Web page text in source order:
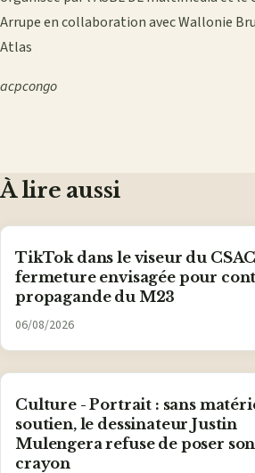
Arrupe en collaboration avec Wallonie
Atlas
acpcongo
À lire aussi
TikTok dans le viseur du
fermeture envisagée pour
propagande du M23
06/08/2026
Culture - Portrait : sans
soutien, le dessinateur Justin
Mulengera refuse de poser son
crayon